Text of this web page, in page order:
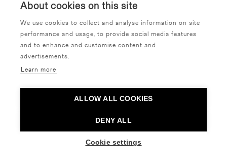
About cookies on this site
We use cookies to collect and analyse information on site
performance and usage, to provide social media features
and to enhance and customise content and
advertisements.
Learn more
ALLOW ALL COOKIES
DENY ALL
Cookie settings
In English På svenska